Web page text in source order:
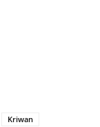
Kriwan